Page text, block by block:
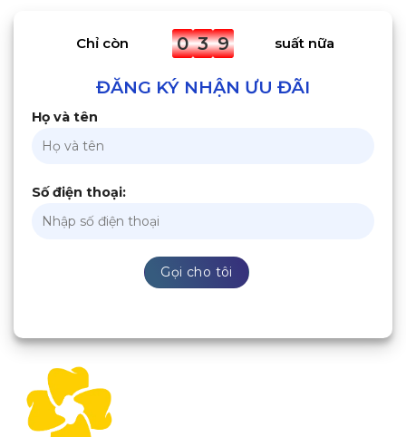
Chỉ còn 0 3 9 suất nữa
ĐĂNG KÝ NHẬN ƯU ĐÃI
Họ và tên
Số điện thoại: